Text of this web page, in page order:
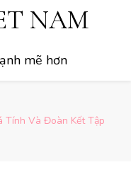
NAM
mẽ hơn
Tính Và Đoàn Kết Tập